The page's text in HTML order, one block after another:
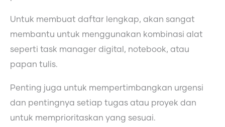
Untuk membuat daftar lengkap, akan sangat
membantu untuk menggunakan kombinasi alat
seperti task manager digital, notebook, atau
papan tulis.
Penting juga untuk mempertimbangkan urgensi
dan pentingnya setiap tugas atau proyek dan
untuk memprioritaskan yang sesuai.